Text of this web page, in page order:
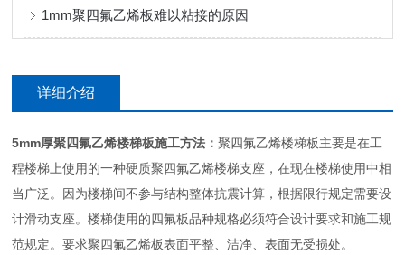
1mm聚四氟乙烯板难以粘接的原因
详细介绍
5mm厚聚四氟乙烯楼梯板施工方法 ：聚四氟乙烯楼梯板主要是在工
程楼梯上使用的一种硬质聚四氟乙烯楼梯支座，在现在楼梯使用中相
当广泛。因为楼梯间不参与结构整体抗震计算，根据限行规定需要设
计滑动支座。楼梯使用的四氟板品种规格必须符合设计要求和施工规
范规定。要求聚四氟乙烯板表面平整、洁净、表面无受损处。